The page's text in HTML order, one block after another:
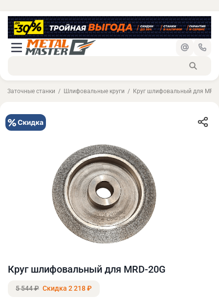
Заточные станки Шлифовальные круги Круг шлифовальный для
Круг шлифовальный для MRD-20G
5 544 ₽ Скидка 2 218 ₽